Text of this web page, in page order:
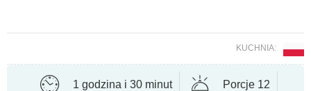
KUCHNIA:
1 godzina i 30 minut Porcje 12